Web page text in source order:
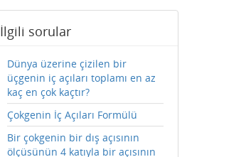
İlgili sorular
Dünya üzerine çizilen bir
üçgenin iç açıları toplamı en az
kaç en çok kaçtır?
Çokgenin İç Açıları Formülü
Bir çokgenin bir dış açısının
ölçüsünün 4 katıyla bir açısının